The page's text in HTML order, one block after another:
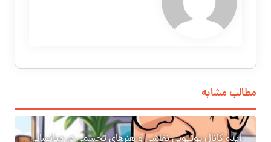
مطالب مشابه
ایده کانال یوتیوبی نقاشی و هنرهای تجسمی در میانسالی